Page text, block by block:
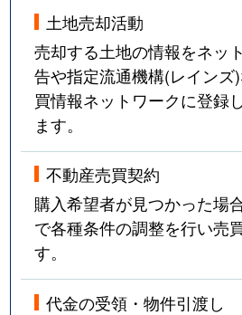
土地売却活動
売却する土地の情報をネッ
告や指定流通機構(レインズ
買情報ネットワークに登録
ます。
不動産売買契約
購入希望者が見つかった場
で各種条件の調整を行い売
す。
代金の受領・物件引渡し